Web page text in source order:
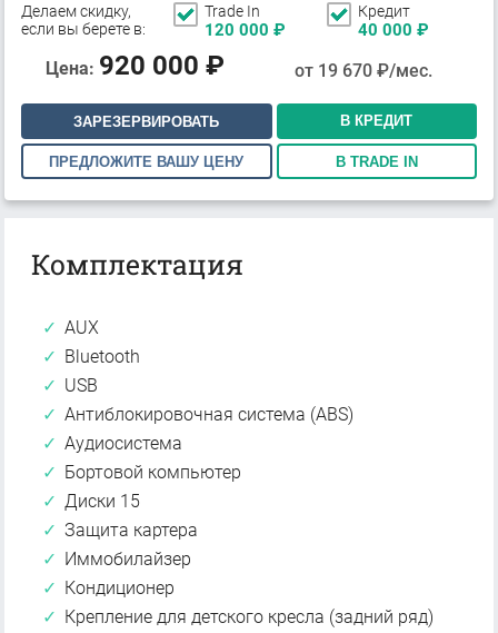
Делаем скидку,
если вы берете в:
Trade In
120 000 ₽
Кредит
40 000 ₽
Цена: 920 000 ₽ от 19 670₽/мес.
ЗАРЕЗЕРВИРОВАТЬ В КРЕДИТ
ПРЕДЛОЖИТЕ ВАШУ ЦЕНУ В TRADE IN
Комплектация
AUX
Bluetooth
USB
Антиблокировочная система (ABS)
Аудиосистема
Бортовой компьютер
Диски 15
Защита картера
Иммобилайзер
Кондиционер
Крепление для детского кресла (задний ряд)